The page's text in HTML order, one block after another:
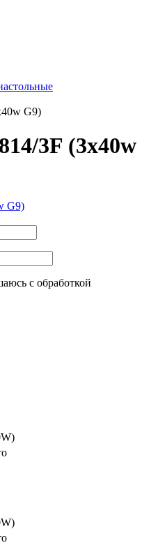
G9)
3F (3х40w
с обработкой